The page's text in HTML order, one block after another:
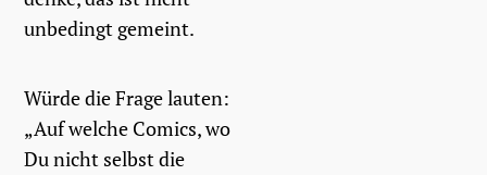
unbedingt gemeint.
Würde die Frage lauten:
„Auf welche Comics, wo
Du nicht selbst die